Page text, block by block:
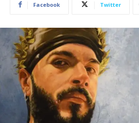
Facebook Twitter